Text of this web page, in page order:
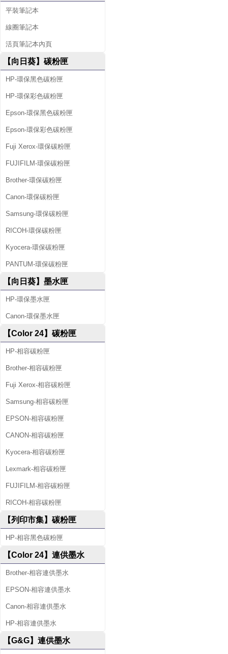
平裝筆記本
線圈筆記本
活頁筆記本內頁
【向日葵】碳粉匣
HP-環保黑色碳粉匣
HP-環保彩色碳粉匣
Epson-環保黑色碳粉匣
Epson-環保彩色碳粉匣
Fuji Xerox-環保碳粉匣
FUJIFILM-環保碳粉匣
Brother-環保碳粉匣
Canon-環保碳粉匣
Samsung-環保碳粉匣
RICOH-環保碳粉匣
Kyocera-環保碳粉匣
PANTUM-環保碳粉匣
【向日葵】墨水匣
HP-環保墨水匣
Canon-環保墨水匣
【Color 24】碳粉匣
HP-相容碳粉匣
Brother-相容碳粉匣
Fuji Xerox-相容碳粉匣
Samsung-相容碳粉匣
EPSON-相容碳粉匣
CANON-相容碳粉匣
Kyocera-相容碳粉匣
Lexmark-相容碳粉匣
FUJIFILM-相容碳粉匣
RICOH-相容碳粉匣
【列印市集】碳粉匣
HP-相容黑色碳粉匣
【Color 24】連供墨水
Brother-相容連供墨水
EPSON-相容連供墨水
Canon-相容連供墨水
HP-相容連供墨水
【G&G】連供墨水